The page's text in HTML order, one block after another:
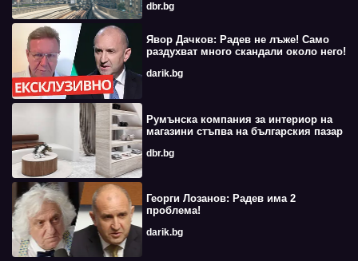
dbr.bg
Явор Дачков: Радев не лъже! Само
раздухват много скандали около него!
darik.bg
Румънска компания за интериор на
магазини стъпва на българския пазар
dbr.bg
Георги Лозанов: Радев има 2
проблема!
darik.bg